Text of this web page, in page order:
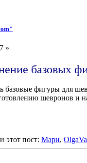
»
базовых
базовые фигуры для
шевронов и
этот пост: Мари,